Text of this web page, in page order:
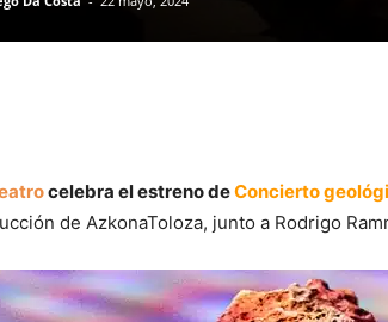
celebra el estreno deConcierto
de AzkonaToloza, junto a Rodrigo